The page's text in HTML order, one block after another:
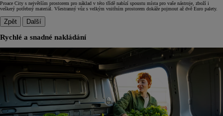
Proace City s největším prostorem pro náklad v této třídě nabízí spoustu místa pro vaše nástroje, zboží i
veškerý potřebný materiál. Všestranný vůz s velkým vnitřním prostorem dokáže pojmout až dvě Euro palety.
Zpět Další
Rychlé a snadné nakládání